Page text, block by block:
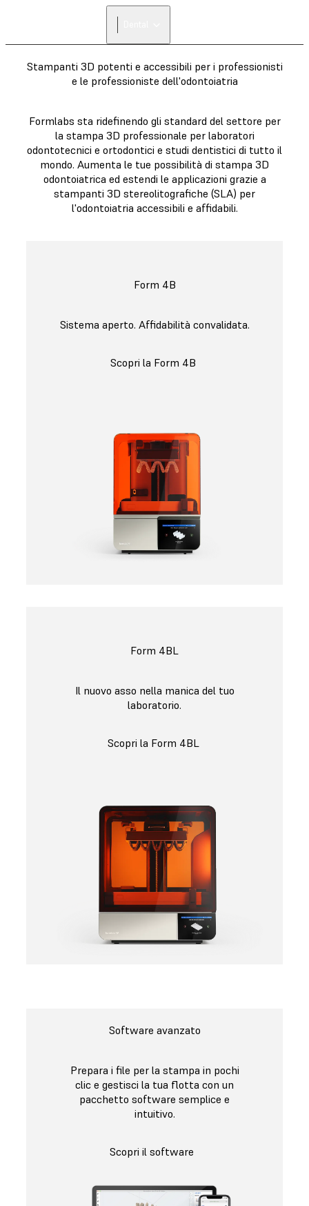
Stampanti 3D potenti e accessibili per i professionisti
e le professioniste dell'odontoiatria
Formlabs sta ridefinendo gli standard del settore per
la stampa 3D professionale per laboratori
odontotecnici e ortodontici e studi dentistici di tutto il
mondo. Aumenta le tue possibilità di stampa 3D
odontoiatrica ed estendi le applicazioni grazie a
stampanti 3D stereolitografiche (SLA) per
l'odontoiatria accessibili e affidabili.
Form 4B
Sistema aperto. Affidabilità convalidata.
Scopri la Form 4B
Form 4BL
Il nuovo asso nella manica del tuo
laboratorio.
Scopri la Form 4BL
Software avanzato
Prepara i file per la stampa in pochi
clic e gestisci la tua flotta con un
pacchetto software semplice e
intuitivo.
Scopri il software